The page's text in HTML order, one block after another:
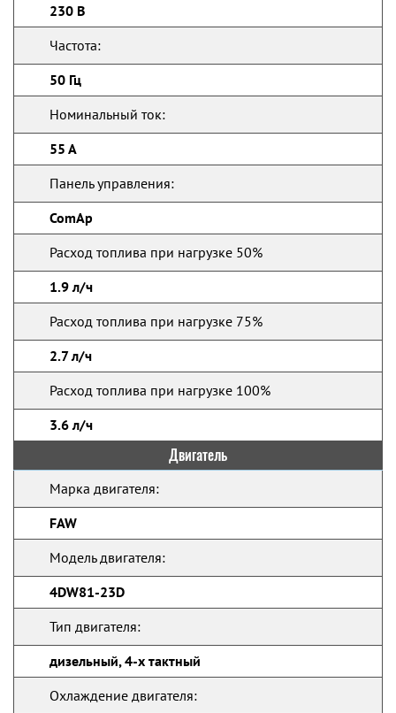
230 В
Частота:
50 Гц
Номинальный ток:
55 А
Панель управления:
ComAp
Расход топлива при нагрузке 50%
1.9 л/ч
Расход топлива при нагрузке 75%
2.7 л/ч
Расход топлива при нагрузке 100%
3.6 л/ч
Двигатель
Марка двигателя:
FAW
Модель двигателя:
4DW81-23D
Тип двигателя:
дизельный, 4-х тактный
Охлаждение двигателя: